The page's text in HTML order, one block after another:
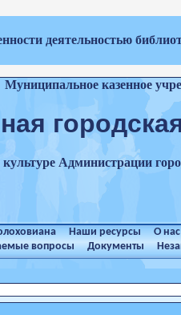
деятельностью
Муниципальное казенное
Администрации
Наши ресурсы О нас
вопросы Документы